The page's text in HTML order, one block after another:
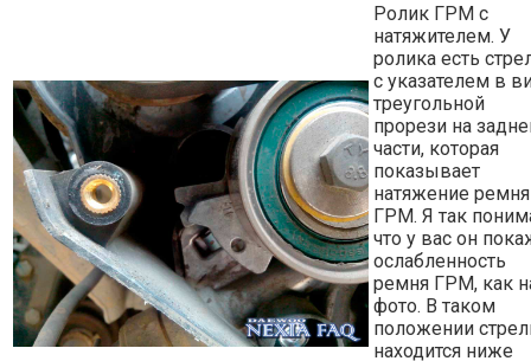
Ролик ГРМ с
натяжителем. У
ролика есть
с указателем в
треугольной
прорези на
части, которая
показывает
натяжение ремня
ГРМ. Я так
что у вас он
ослабленность
ремня ГРМ, как
фото. В таком
положении
находится ниже